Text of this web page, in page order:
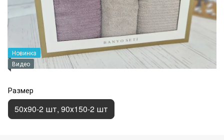
Новинка
Видео
Размер
50х90-2 шт, 90х150-2 шт